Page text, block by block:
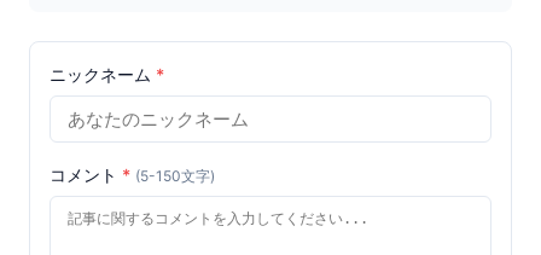
ニックネーム *
コメント * (5-150文字)